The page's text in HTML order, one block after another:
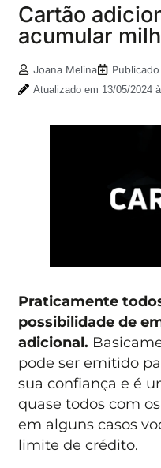
Cartão
acumular
Joana Melina
Atualizado em 13/05/2024
Praticamente
possibilidade de
adicional.
pode ser emitido
sua confiança e é
quase todos com
em alguns casos
limite de crédito.